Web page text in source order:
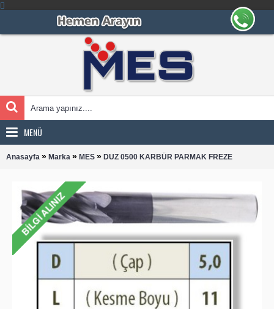
MENÜ
Anasayfa » Marka » MES » DUZ 0500 KARBÜR PARMAK FREZE